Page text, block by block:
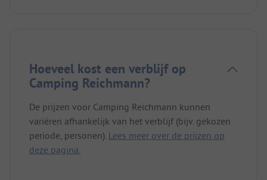
Hoeveel kost een verblijf op
Camping Reichmann?
De prijzen voor Camping Reichmann kunnen
variëren afhankelijk van het verblijf (bijv. gekozen
periode, personen). Lees meer over de prijzen op
deze pagina.